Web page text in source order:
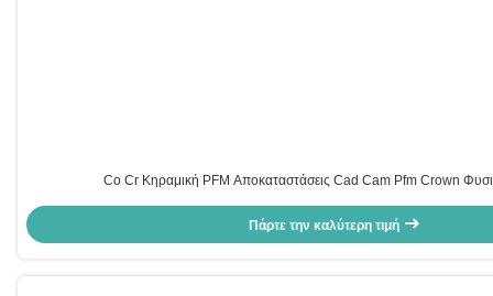
Co Cr Κηραμική PFM Αποκαταστάσεις Cad Cam Pfm Crown
Πάρτε την καλύτερη τιμή